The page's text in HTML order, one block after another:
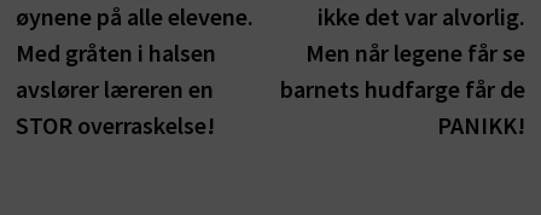
øynene på alle elevene.
Med gråten i halsen
avslører læreren en
STOR overraskelse!
ikke det var alvorlig.
Men når legene får se
barnets hudfarge får de
PANIKK!